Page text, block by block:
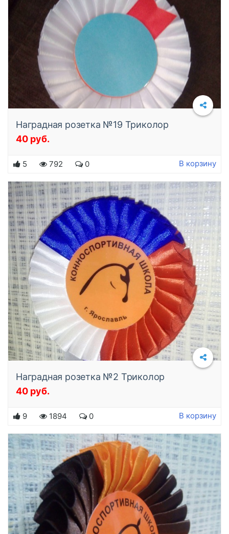
Наградная розетка №19 Триколор
40 руб.
5 792 0 В корзину
Наградная розетка №2 Триколор
40 руб.
9 1894 0 В корзину